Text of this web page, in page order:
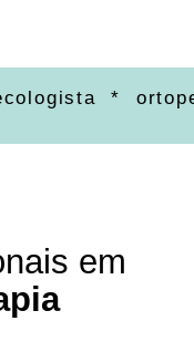
*
em